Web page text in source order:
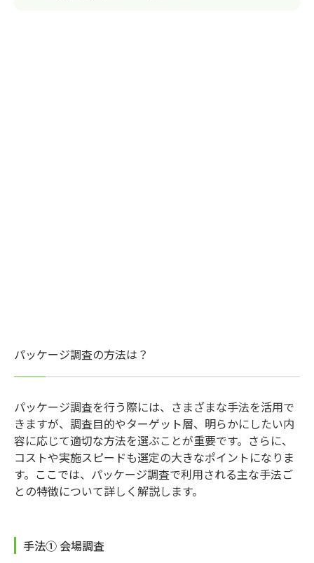
パッケージ調査の方法は？
パッケージ調査を行う際には、さまざまな手法を活用で
きますが、調査目的やターゲット層、明らかにしたい内
容に応じて適切な方法を選ぶことが重要です。さらに、
コストや実施スピードも選定の大きなポイントになりま
す。ここでは、パッケージ調査で利用される主な手法ご
との特徴について詳しく解説します。
手法① 会場調査